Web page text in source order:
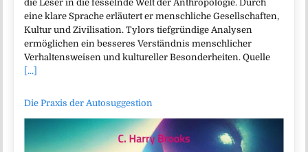
die Leser in die fesselnde Welt der Anthropologie. Durch
eine klare Sprache erläutert er menschliche Gesellschaften,
Kultur und Zivilisation. Tylors tiefgründige Analysen
ermöglichen ein besseres Verständnis menschlicher
Verhaltensweisen und kultureller Besonderheiten. Quelle
[...]
Die Praxis der Autosuggestion